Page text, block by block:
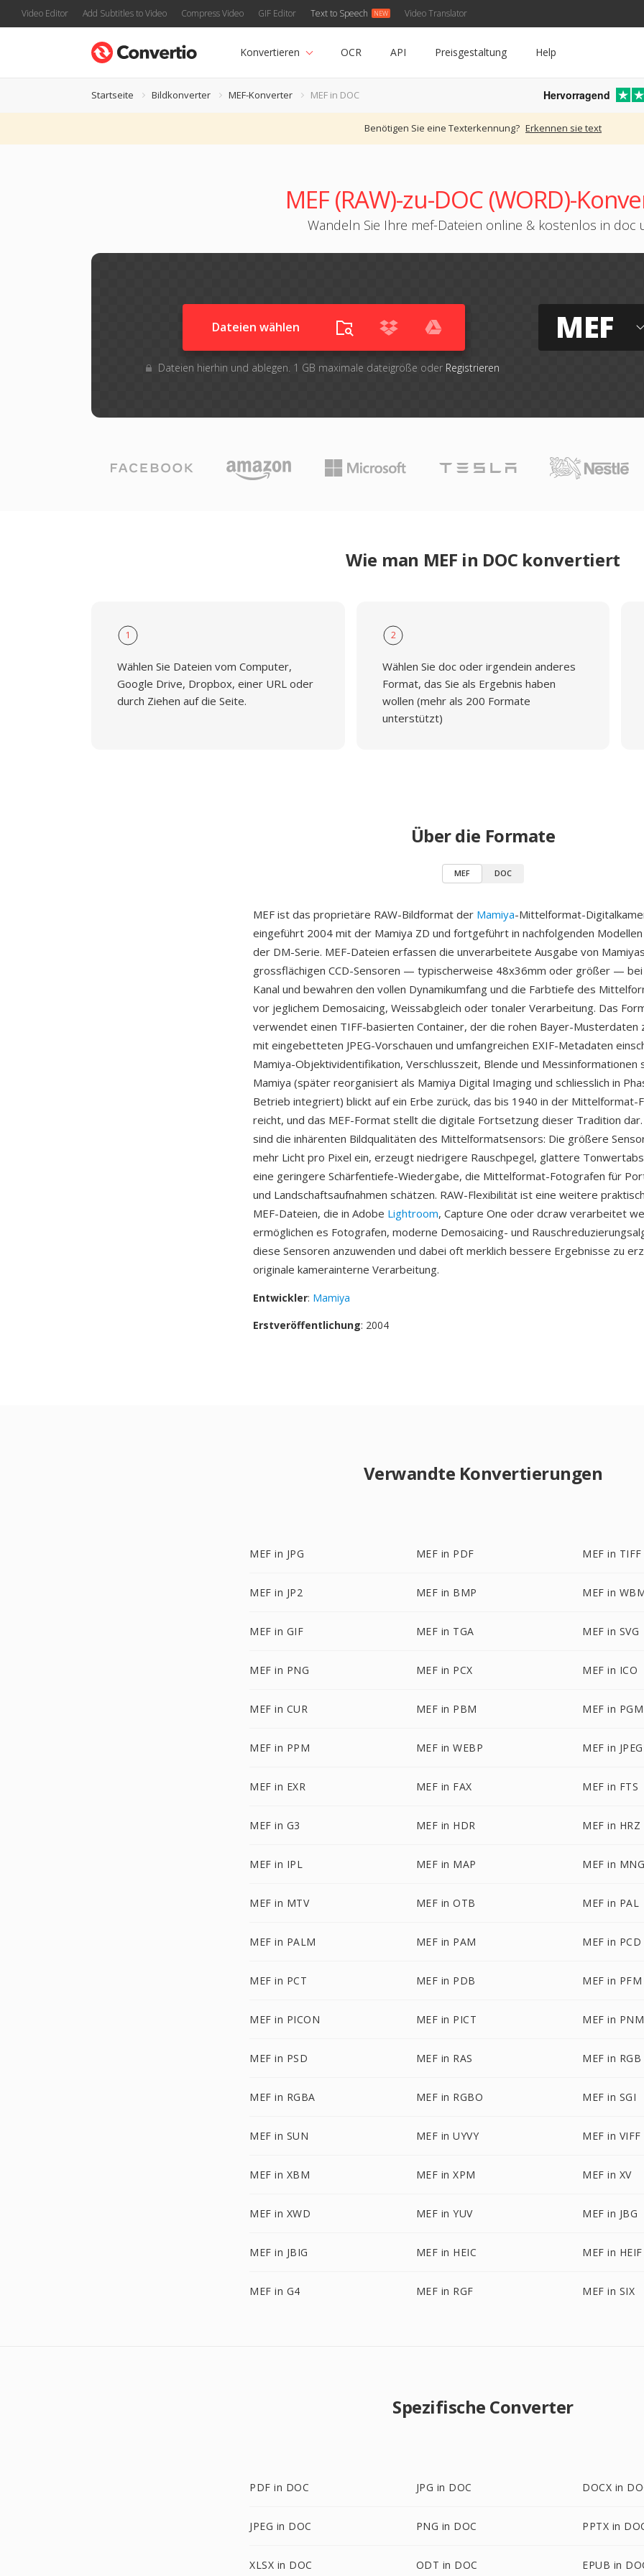
Video Editor Add Subtitles to Video Compress Video GIF Editor Text to Speech Video Translator
Konvertieren OCR API Preisgestaltung Help
Startseite Bildkonverter MEF-Konverter MEF in DOC Hervorragend
Benötigen Sie eine Texterkennung? Erkennen sie text
MEF (RAW)-zu-DOC (WORD)-
Wandeln Sie Ihre mef-Dateien online & kostenlos in doc
Dateien wählen
Dateien hierhin und ablegen. 1 GB maximale dateigröße oder Registrieren
MEF
Wie man MEF in DOC konvertiert
1
Wählen Sie Dateien vom Computer,
Google Drive, Dropbox, einer URL oder
durch Ziehen auf die Seite.
2
Wählen Sie doc oder irgendein anderes
Format, das Sie als Ergebnis haben
wollen (mehr als 200 Formate
unterstützt)
Über die Formate
MEF DOC
MEF ist das proprietäre RAW-Bildformat der Mamiya-Mittelformat-
eingeführt 2004 mit der Mamiya ZD und fortgeführt in nachfolgenden Modellen
der DM-Serie. MEF-Dateien erfassen die unverarbeitete Ausgabe von
grossflächigen CCD-Sensoren — typischerweise 48x36mm oder größer —
Kanal und bewahren den vollen Dynamikumfang und die Farbtiefe des
vor jeglichem Demosaicing, Weissabgleich oder tonaler Verarbeitung. Das
verwendet einen TIFF-basierten Container, der die rohen Bayer-Musterdaten
mit eingebetteten JPEG-Vorschauen und umfangreichen EXIF-Metadaten
Mamiya-Objektividentifikation, Verschlusszeit, Blende und Messinformationen
Mamiya (später reorganisiert als Mamiya Digital Imaging und schliesslich in
Betrieb integriert) blickt auf ein Erbe zurück, das bis 1940 in der Mittelformat-
reicht, und das MEF-Format stellt die digitale Fortsetzung dieser Tradition
sind die inhärenten Bildqualitäten des Mittelformatsensors: Die größere
mehr Licht pro Pixel ein, erzeugt niedrigere Rauschpegel, glattere
eine geringere Schärfentiefe-Wiedergabe, die Mittelformat-Fotografen für
und Landschaftsaufnahmen schätzen. RAW-Flexibilität ist eine weitere
MEF-Dateien, die in Adobe Lightroom, Capture One oder dcraw verarbeitet
ermöglichen es Fotografen, moderne Demosaicing- und
diese Sensoren anzuwenden und dabei oft merklich bessere Ergebnisse zu
originale kamerainterne Verarbeitung.
Entwickler: Mamiya
Erstveröffentlichung: 2004
Verwandte Konvertierungen
MEF in JPG MEF in PDF MEF in TIFF
MEF in JP2 MEF in BMP MEF in
MEF in GIF MEF in TGA MEF in SVG
MEF in PNG MEF in PCX MEF in ICO
MEF in CUR MEF in PBM MEF in PGM
MEF in PPM MEF in WEBP MEF in JPEG
MEF in EXR MEF in FAX MEF in FTS
MEF in G3 MEF in HDR MEF in HRZ
MEF in IPL MEF in MAP MEF in
MEF in MTV MEF in OTB MEF in PAL
MEF in PALM MEF in PAM MEF in PCD
MEF in PCT MEF in PDB MEF in PFM
MEF in PICON MEF in PICT MEF in PNM
MEF in PSD MEF in RAS MEF in RGB
MEF in RGBA MEF in RGBO MEF in SGI
MEF in SUN MEF in UYVY MEF in VIFF
MEF in XBM MEF in XPM MEF in XV
MEF in XWD MEF in YUV MEF in JBG
MEF in JBIG MEF in HEIC MEF in HEIF
MEF in G4 MEF in RGF MEF in SIX
Spezifische Converter
PDF in DOC JPG in DOC DOCX in
JPEG in DOC PNG in DOC PPTX in
XLSX in DOC ODT in DOC EPUB in